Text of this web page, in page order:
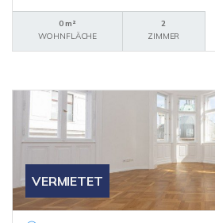
0 m²
WOHNFLÄCHE
2
ZIMMER
VERMIETET